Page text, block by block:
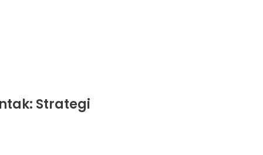
Strategi